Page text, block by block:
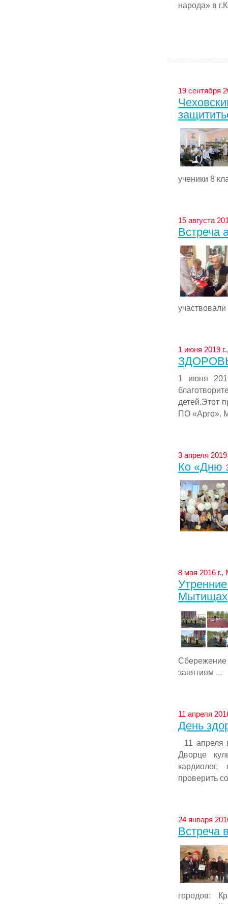
народа» в
19 сентября
ученики 8
15 августа
Встреча
участвовали
1 июня 2019
1 июня
детей.Этот
ПО «Арго».
3 апреля
Ко «Дню
8 мая 2016
Мытищах
занятиям ...
11 апреля
День
11 апреля
Дворце
проверить
24 января
Встреча
городов: